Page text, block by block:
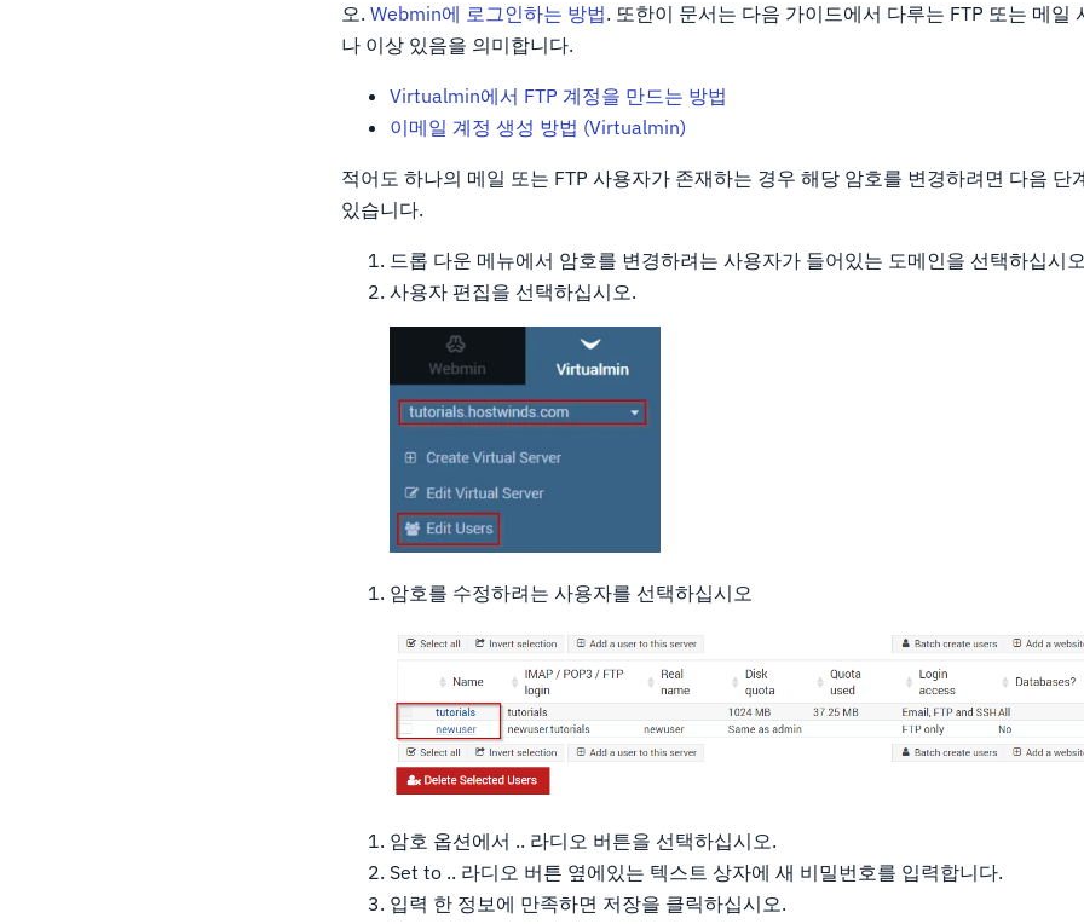
오.Webmin에 로그인하는 방법. 또한이 문서는 다음 가이드에서 다루는 FTP 또는 메일
나 이상 있음을 의미합니다.
Virtualmin에서 FTP 계정을 만드는 방법
이메일 계정 생성 방법 (Virtualmin)
적어도 하나의 메일 또는 FTP 사용자가 존재하는 경우 해당 암호를 변경하려면 다음 단
있습니다.
드롭 다운 메뉴에서 암호를 변경하려는 사용자가 들어있는 도메인을 선택하십시
사용자 편집을 선택하십시오.
암호를 수정하려는 사용자를 선택하십시오
암호 옵션에서 .. 라디오 버튼을 선택하십시오.
Set to .. 라디오 버튼 옆에있는 텍스트 상자에 새 비밀번호를 입력합니다.
입력 한 정보에 만족하면 저장을 클릭하십시오.